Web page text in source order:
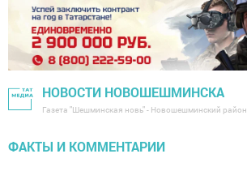
НОВОСТИ НОВОШЕШМИНСКА
Газета "Шешминская новь" - Новошешминский район
ФАКТЫ И КОММЕНТАРИИ